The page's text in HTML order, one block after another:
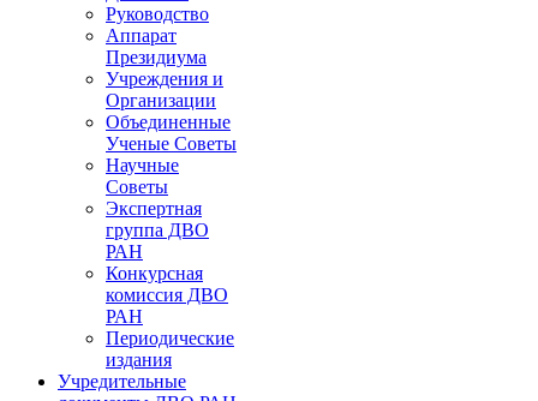
Руководство
Аппарат
Президиума
Учреждения и
Организации
Объединенные
Ученые Советы
Научные
Советы
Экспертная
группа ДВО
РАН
Конкурсная
комиссия ДВО
РАН
Периодические
издания
Учредительные